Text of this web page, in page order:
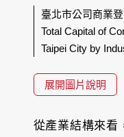
臺北市公司商業
Total Capital of
Taipei City by
展開圖片說明
從產業結構來看